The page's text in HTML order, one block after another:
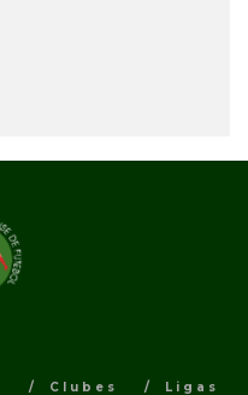
Clubes Ligas